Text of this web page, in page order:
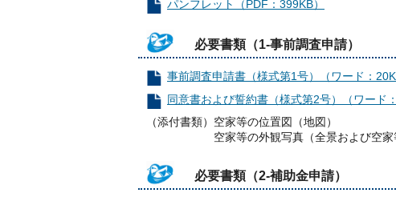
パンフレット（PDF：399KB）
必要書類（1-事前調査申請）
事前調査申請書（様式第1号）（ワード：
同意書および誓約書（様式第2号）（ワード：
（添付書類）空家等の位置図（地図）
空家等の外観写真（全景および空家等
必要書類（2-補助金申請）